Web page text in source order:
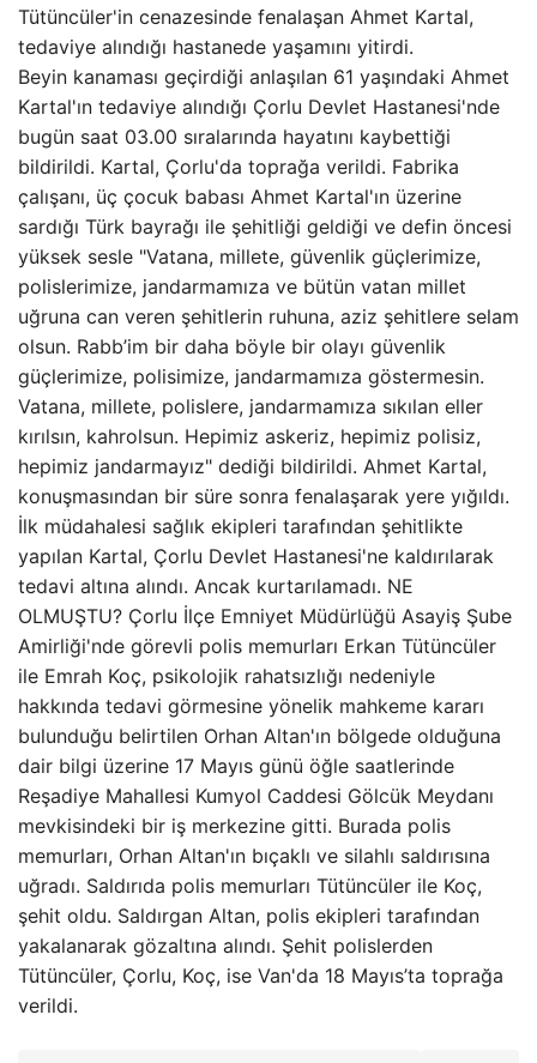
Tütüncüler'in cenazesinde fenalaşan Ahmet Kartal,
tedaviye alındığı hastanede yaşamını yitirdi.
Beyin kanaması geçirdiği anlaşılan 61 yaşındaki Ahmet
Kartal'ın tedaviye alındığı Çorlu Devlet Hastanesi'nde
bugün saat 03.00 sıralarında hayatını kaybettiği
bildirildi. Kartal, Çorlu'da toprağa verildi. Fabrika
çalışanı, üç çocuk babası Ahmet Kartal'ın üzerine
sardığı Türk bayrağı ile şehitliği geldiği ve defin öncesi
yüksek sesle "Vatana, millete, güvenlik güçlerimize,
polislerimize, jandarmamıza ve bütün vatan millet
uğruna can veren şehitlerin ruhuna, aziz şehitlere selam
olsun. Rabb’im bir daha böyle bir olayı güvenlik
güçlerimize, polisimize, jandarmamıza göstermesin.
Vatana, millete, polislere, jandarmamıza sıkılan eller
kırılsın, kahrolsun. Hepimiz askeriz, hepimiz polisiz,
hepimiz jandarmayız" dediği bildirildi. Ahmet Kartal,
konuşmasından bir süre sonra fenalaşarak yere yığıldı.
İlk müdahalesi sağlık ekipleri tarafından şehitlikte
yapılan Kartal, Çorlu Devlet Hastanesi'ne kaldırılarak
tedavi altına alındı. Ancak kurtarılamadı. NE
OLMUŞTU? Çorlu İlçe Emniyet Müdürlüğü Asayiş Şube
Amirliği'nde görevli polis memurları Erkan Tütüncüler
ile Emrah Koç, psikolojik rahatsızlığı nedeniyle
hakkında tedavi görmesine yönelik mahkeme kararı
bulunduğu belirtilen Orhan Altan'ın bölgede olduğuna
dair bilgi üzerine 17 Mayıs günü öğle saatlerinde
Reşadiye Mahallesi Kumyol Caddesi Gölcük Meydanı
mevkisindeki bir iş merkezine gitti. Burada polis
memurları, Orhan Altan'ın bıçaklı ve silahlı saldırısına
uğradı. Saldırıda polis memurları Tütüncüler ile Koç,
şehit oldu. Saldırgan Altan, polis ekipleri tarafından
yakalanarak gözaltına alındı. Şehit polislerden
Tütüncüler, Çorlu, Koç, ise Van'da 18 Mayıs’ta toprağa
verildi.